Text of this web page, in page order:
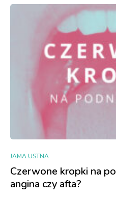
JAMA USTNA
Czerwone kropki na
angina czy afta?